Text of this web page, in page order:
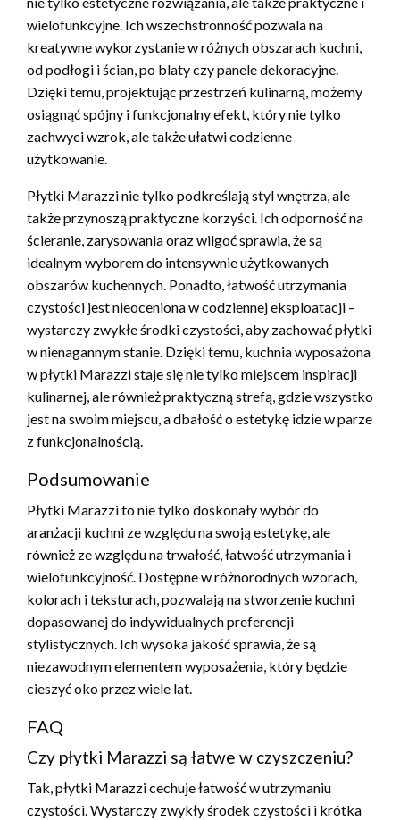
wielofunkcyjne. Ich wszechstronność pozwala na
kreatywne wykorzystanie w różnych obszarach kuchni,
od podłogi i ścian, po blaty czy panele dekoracyjne.
Dzięki temu, projektując przestrzeń kulinarną, możemy
osiągnąć spójny i funkcjonalny efekt, który nie tylko
zachwyci wzrok, ale także ułatwi codzienne
użytkowanie.
Płytki Marazzi nie tylko podkreślają styl wnętrza, ale
także przynoszą praktyczne korzyści. Ich odporność na
ścieranie, zarysowania oraz wilgoć sprawia, że są
idealnym wyborem do intensywnie użytkowanych
obszarów kuchennych. Ponadto, łatwość utrzymania
czystości jest nieoceniona w codziennej eksploatacji –
wystarczy zwykłe środki czystości, aby zachować płytki
w nienagannym stanie. Dzięki temu, kuchnia wyposażona
w płytki Marazzi staje się nie tylko miejscem inspiracji
kulinarnej, ale również praktyczną strefą, gdzie wszystko
jest na swoim miejscu, a dbałość o estetykę idzie w parze
z funkcjonalnością.
Podsumowanie
Płytki Marazzi to nie tylko doskonały wybór do
aranżacji kuchni ze względu na swoją estetykę, ale
również ze względu na trwałość, łatwość utrzymania i
wielofunkcyjność. Dostępne w różnorodnych wzorach,
kolorach i teksturach, pozwalają na stworzenie kuchni
dopasowanej do indywidualnych preferencji
stylistycznych. Ich wysoka jakość sprawia, że są
niezawodnym elementem wyposażenia, który będzie
cieszyć oko przez wiele lat.
FAQ
Czy płytki Marazzi są łatwe w czyszczeniu?
Tak, płytki Marazzi cechuje łatwość w utrzymaniu
czystości. Wystarczy zwykły środek czystości i krótka